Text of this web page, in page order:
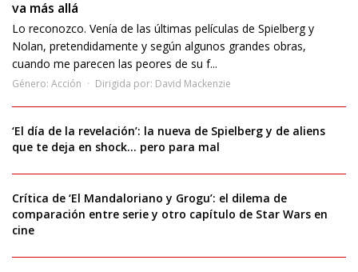
va más allá
Lo reconozco. Venía de las últimas películas de Spielberg y
Nolan, pretendidamente y según algunos grandes obras,
cuando me parecen las peores de su f...
Género: Acción Dirigida por: David Mackenzie
‘El día de la revelación’: la nueva de Spielberg y de aliens
que te deja en shock… pero para mal
Crítica de ‘El Mandaloriano y Grogu’: el dilema de
comparación entre serie y otro capítulo de Star Wars en
cine